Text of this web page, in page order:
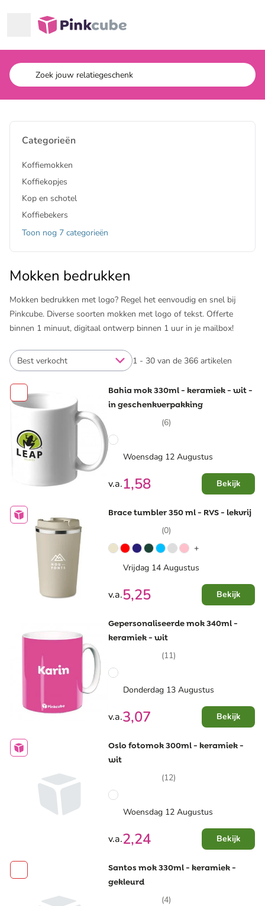
Pinkcube
Categorieën
Koffiemokken
Koffiekopjes
Kop en schotel
Koffiebekers
Toon nog 7 categorieën
Mokken bedrukken
Mokken bedrukken met logo? Regel het eenvoudig en snel bij
Pinkcube. Diverse soorten mokken met logo of tekst. Offerte
binnen 1 minuut, digitaal ontwerp binnen 1 uur in je mailbox!
1 - 30 van de 366 artikelen
Best verkocht
Bahia mok 330ml - keramiek - wit -
in geschenkverpakking
(6)
Woensdag 12 Augustus
v.a.1,58 Bekijk
Brace tumbler 350 ml - RVS - lekvrij
(0)
+
Vrijdag 14 Augustus
v.a.5,25 Bekijk
Gepersonaliseerde mok 340ml -
keramiek - wit
(11)
Donderdag 13 Augustus
v.a.3,07 Bekijk
Oslo fotomok 300ml - keramiek -
wit
(12)
Woensdag 12 Augustus
v.a.2,24 Bekijk
Santos mok 330ml - keramiek -
gekleurd
(4)